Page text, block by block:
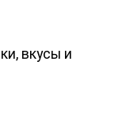
вкусы и